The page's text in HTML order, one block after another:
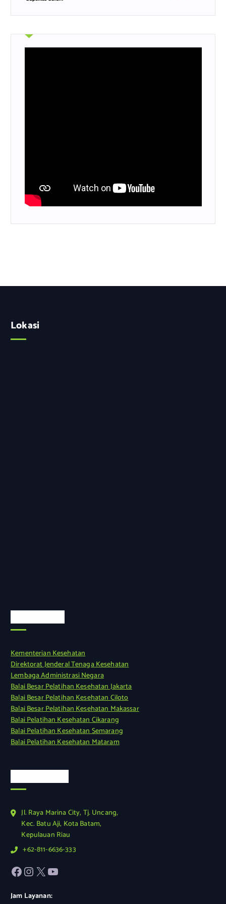
Lokasi
Kementerian Kesehatan
Direktorat Jenderal Tenaga Kesehatan
Lembaga Administrasi Negara
Balai Besar Pelatihan Kesehatan Jakarta
Balai Besar Pelatihan Kesehatan Ciloto
Balai Besar Pelatihan Kesehatan Makassar
Balai Pelatihan Kesehatan Cikarang
Balai Pelatihan Kesehatan Semarang
Balai Pelatihan Kesehatan Mataram
Jl. Raya Marina City, Tj. Uncang,
Kec. Batu Aji, Kota Batam,
Kepulauan Riau
+62-811-6636-333
Facebook InstagramX YouTube
Jam Layanan: